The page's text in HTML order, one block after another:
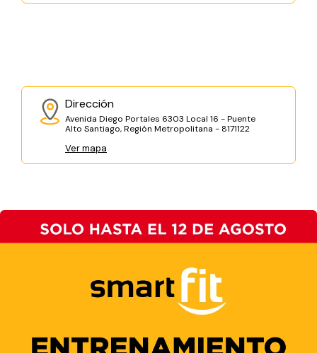
Dirección
Avenida Diego Portales 6303 Local 16 - Puente
Alto Santiago, Región Metropolitana - 8171122
Ver mapa